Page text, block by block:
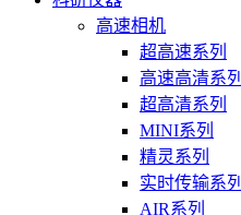
高速相机
超高速系列
高速高清系列
超高清系列
MINI系列
精灵系列
实时传输系列
AIR系列